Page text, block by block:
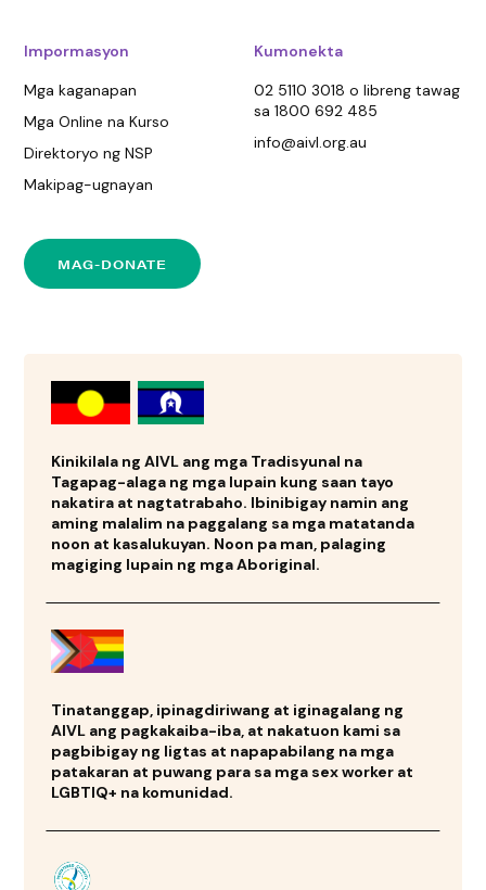
Impormasyon
Mga kaganapan
Mga Online na Kurso
Direktoryo ng NSP
Makipag-ugnayan
Kumonekta
02 5110 3018 o libreng tawag
sa 1800 692 485
info@aivl.org.au
MAG-DONATE
Kinikilala ng AIVL ang mga Tradisyunal na
Tagapag-alaga ng mga lupain kung saan tayo
nakatira at nagtatrabaho. Ibinibigay namin ang
aming malalim na paggalang sa mga matatanda
noon at kasalukuyan. Noon pa man, palaging
magiging lupain ng mga Aboriginal.
Tinatanggap, ipinagdiriwang at iginagalang ng
AIVL ang pagkakaiba-iba, at nakatuon kami sa
pagbibigay ng ligtas at napapabilang na mga
patakaran at puwang para sa mga sex worker at
LGBTIQ+ na komunidad.